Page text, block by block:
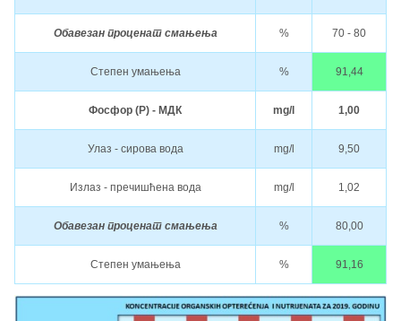
Обавезан проценат смањења % 70 - 80
Степен умањења % 91,44
Фосфор (P) - МДК mg/l 1,00
Улаз - сирова вода mg/l 9,50
Излаз - пречишћена вода mg/l 1,02
Обавезан проценат смањења % 80,00
Степен умањења % 91,16